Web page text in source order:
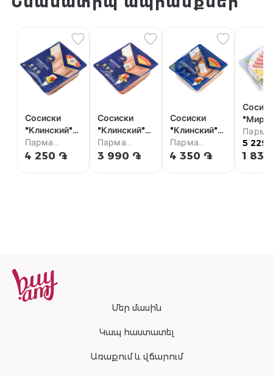
Сосиски
"Клинский"
410г
Парма
супермаркет
4 250 ֏
Сосиски
"Клинский"
венские 410г
Парма
супермаркет
3 990 ֏
Сосиски
"Клинский"
сливочные
470г
Парма
супермаркет
4 350 ֏
с
350г
Парма
5 229
1
Մեր մասին
Կապ հաստատել
Առաքում և վճարում